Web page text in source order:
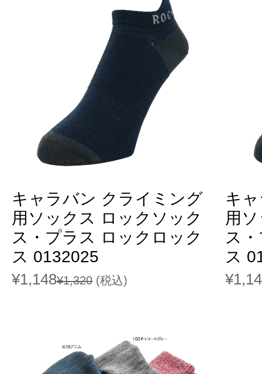
キャラバン クライミング
用ソックス ロックソック
ス・プラス ロックロック
ス 0132025
¥1,148¥1,320 (税込)
キ
用
ス
ス